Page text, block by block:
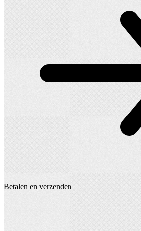
Betalen en verzenden